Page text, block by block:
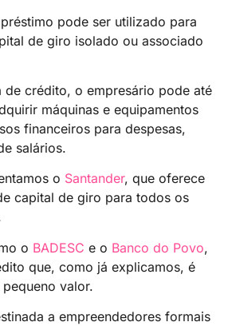
pode ser utilizado para
de giro isolado ou associado
de crédito, o empresário pode até
máquinas e equipamentos
financeiros para despesas,
salários.
o Santander, que oferece
capital de giro para todos os
o BADESC e o Banco do Povo,
que, como já explicamos, é
valor.
a empreendedores formais